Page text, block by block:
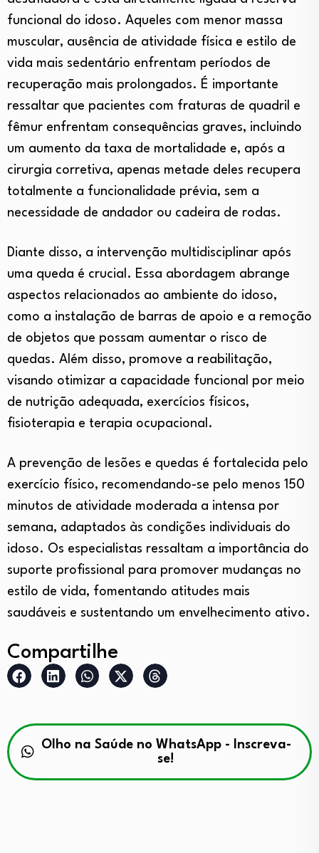
funcional do idoso. Aqueles com menor massa
muscular, ausência de atividade física e estilo de
vida mais sedentário enfrentam períodos de
recuperação mais prolongados. É importante
ressaltar que pacientes com fraturas de quadril e
fêmur enfrentam consequências graves, incluindo
um aumento da taxa de mortalidade e, após a
cirurgia corretiva, apenas metade deles recupera
totalmente a funcionalidade prévia, sem a
necessidade de andador ou cadeira de rodas.
Diante disso, a intervenção multidisciplinar após
uma queda é crucial. Essa abordagem abrange
aspectos relacionados ao ambiente do idoso,
como a instalação de barras de apoio e a remoção
de objetos que possam aumentar o risco de
quedas. Além disso, promove a reabilitação,
visando otimizar a capacidade funcional por meio
de nutrição adequada, exercícios físicos,
fisioterapia e terapia ocupacional.
A prevenção de lesões e quedas é fortalecida pelo
exercício físico, recomendando-se pelo menos 150
minutos de atividade moderada a intensa por
semana, adaptados às condições individuais do
idoso. Os especialistas ressaltam a importância do
suporte profissional para promover mudanças no
estilo de vida, fomentando atitudes mais
saudáveis e sustentando um envelhecimento ativo.
Compartilhe
Olho na Saúde no WhatsApp - Inscreva-
se!